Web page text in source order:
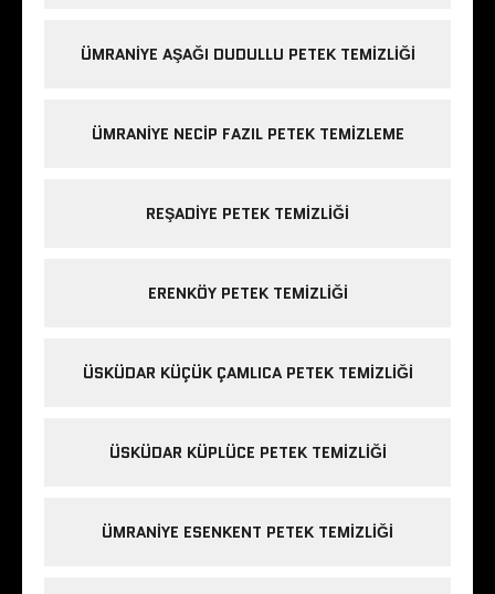
ÜMRANIYE AŞAĞI DUDULLU PETEK TEMIZLIĞI
ÜMRANIYE NECIP FAZIL PETEK TEMIZLEME
REŞADIYE PETEK TEMIZLIĞI
ERENKÖY PETEK TEMIZLIĞI
ÜSKÜDAR KÜÇÜK ÇAMLICA PETEK TEMIZLIĞI
ÜSKÜDAR KÜPLÜCE PETEK TEMIZLIĞI
ÜMRANIYE ESENKENT PETEK TEMIZLIĞI